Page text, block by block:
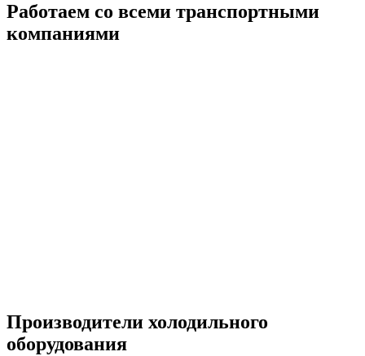
Работаем со всеми транспортными
компаниями
Производители холодильного
оборудования